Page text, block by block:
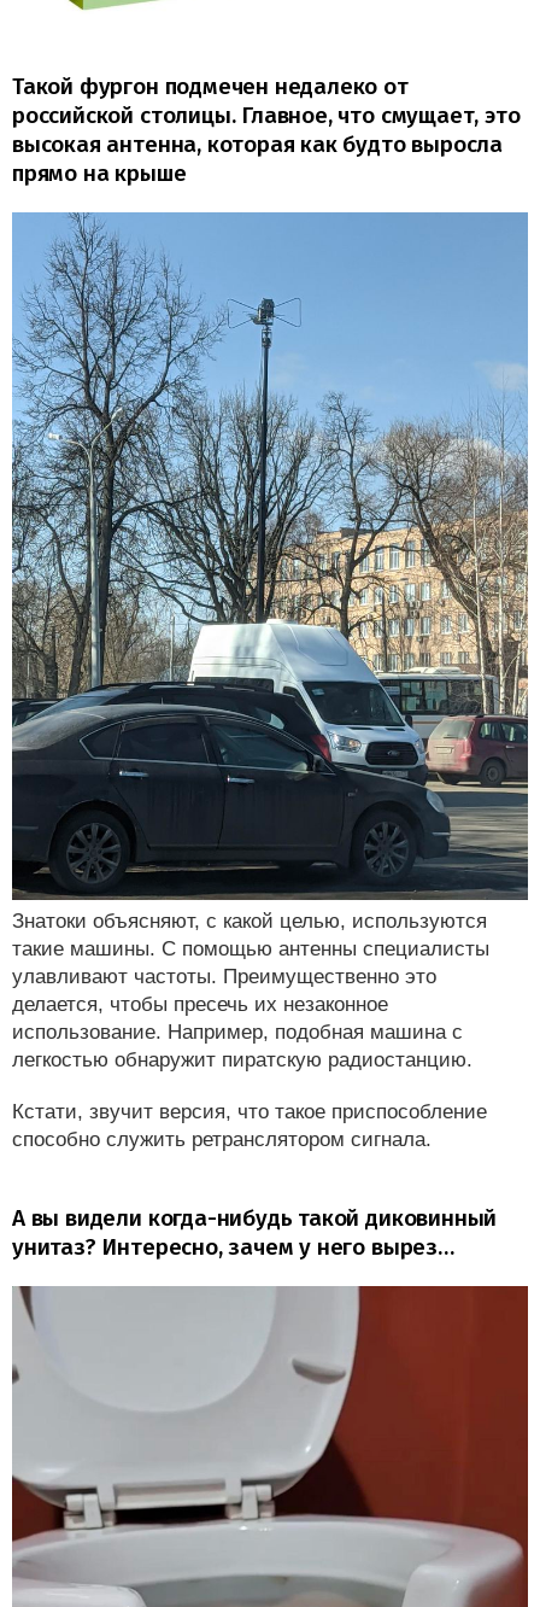
Такой фургон подмечен недалеко от
российской столицы. Главное, что смущает, это
высокая антенна, которая как будто выросла
прямо на крыше
Знатоки объясняют, с какой целью, используются
такие машины. С помощью антенны специалисты
улавливают частоты. Преимущественно это
делается, чтобы пресечь их незаконное
использование. Например, подобная машина с
легкостью обнаружит пиратскую радиостанцию.
Кстати, звучит версия, что такое приспособление
способно служить ретранслятором сигнала.
А вы видели когда-нибудь такой диковинный
унитаз? Интересно, зачем у него вырез…